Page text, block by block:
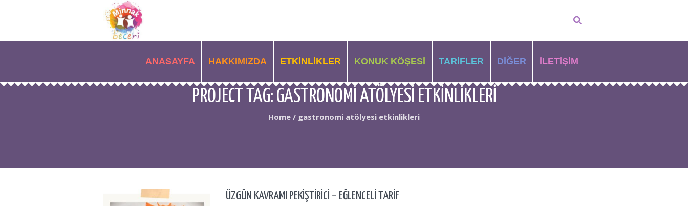
ANASAYFA HAKKIMIZDA ETKINLIKLER KONUK KÖŞESI TARİFLER DIĞER İLETIŞIM
PROJECT TAG: GASTRONOMI ATÖLYESI ETKINLIKLERI
Home / gastronomi atölyesi etkinlikleri
ÜZGÜN KAVRAMI PEKİŞTİRİCİ – EĞLENCELİ TARİF